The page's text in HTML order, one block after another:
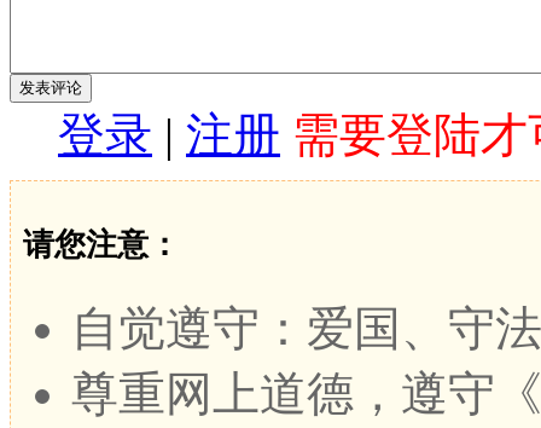
登录 | 注册 需要登陆
请您注意：
自觉遵守：爱国、守
尊重网上道德，遵守